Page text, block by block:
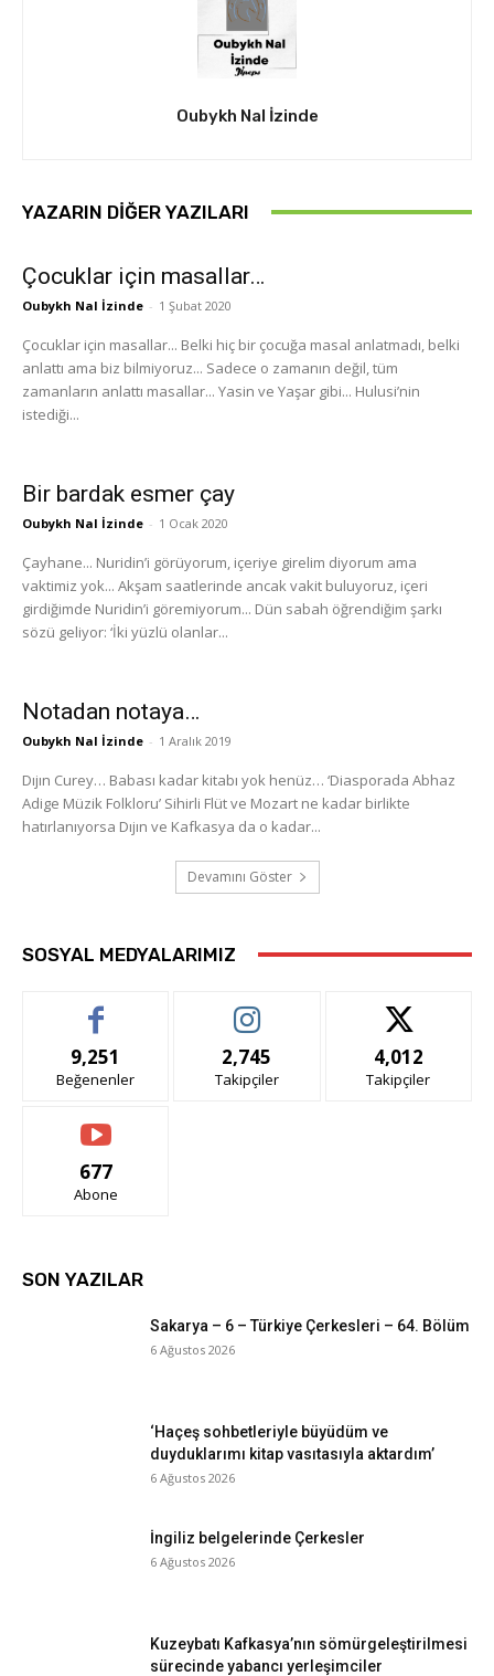
Oubykh Nal İzinde
YAZARIN DIĞER YAZILARI
Çocuklar için masallar…
Oubykh Nal İzinde - 1 Şubat 2020
Çocuklar için masallar... Belki hiç bir çocuğa masal anlatmadı, belki
anlattı ama biz bilmiyoruz... Sadece o zamanın değil, tüm
zamanların anlattı masallar... Yasin ve Yaşar gibi... Hulusi’nin
istediği...
Bir bardak esmer çay
Oubykh Nal İzinde - 1 Ocak 2020
Çayhane... Nuridin’i görüyorum, içeriye girelim diyorum ama
vaktimiz yok... Akşam saatlerinde ancak vakit buluyoruz, içeri
girdiğimde Nuridin’i göremiyorum... Dün sabah öğrendiğim şarkı
sözü geliyor: ‘İki yüzlü olanlar...
Notadan notaya…
Oubykh Nal İzinde - 1 Aralık 2019
Dıjın Curey… Babası kadar kitabı yok henüz… ‘Diasporada Abhaz
Adige Müzik Folkloru’ Sihirli Flüt ve Mozart ne kadar birlikte
hatırlanıyorsa Dıjın ve Kafkasya da o kadar...
Devamını Göster
SOSYAL MEDYALARIMIZ
9,251
Beğenenler
2,745
Takipçiler
4,012
Takipçiler
677
Abone
SON YAZILAR
Sakarya – 6 – Türkiye Çerkesleri – 64. Bölüm
6 Ağustos 2026
‘Haçeş sohbetleriyle büyüdüm ve
duyduklarımı kitap vasıtasıyla aktardım’
6 Ağustos 2026
İngiliz belgelerinde Çerkesler
6 Ağustos 2026
Kuzeybatı Kafkasya’nın sömürgeleştirilmesi
sürecinde yabancı yerleşimciler